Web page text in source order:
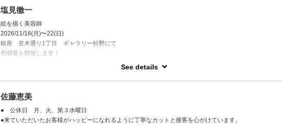
塩見徹一
絵を描く美容師
2026/11/16(月)〜22(日)
銀座 並木通り1丁目 ギャラリー杉野にて
初個展を開催します！
お願い申し上げます
See details
佐藤恵美
● 公休日 月、火、第３水曜日
●来ていただいたお客様がハッピーになれるように丁寧なカットと接客を心がけています。